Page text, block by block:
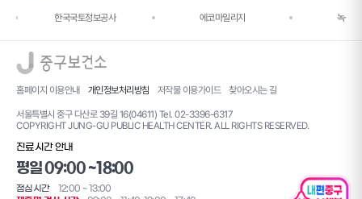
한국국토정보공사 에코마일리지 녹색건
홈페이지 이용안내 개인정보처리방침 저작물 이용가이드 찾아오시는 길
서울특별시 중구 다산로 39길 16(04611) Tel. 02-3396-6317
COPYRIGHT JUNG-GU PUBLIC HEALTH CENTER. ALL RIGHTS RESERVED.
진료시간 안내
평일 09:00 ~18:00
점심시간
12:00 ~ 13:00